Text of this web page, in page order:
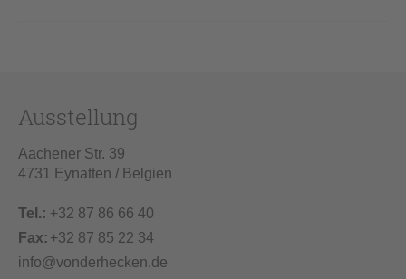
Ausstellung
Aachener Str. 39
4731 Eynatten / Belgien
Tel.: +32 87 86 66 40
Fax: +32 87 85 22 34
info@vonderhecken.de